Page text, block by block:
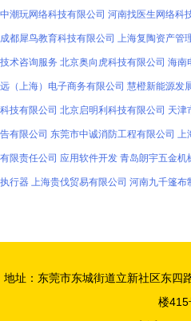
中潮玩网络科技有限公司 河南找医生网络科
成都犀鸟教育科技有限公司 上海复陶资产管
技术咨询服务 北京奥向虎科技有限公司 海南
远（上海）电子商务有限公司 慧橙新能源发
科技有限公司 北京启明利科技有限公司 天津
告有限公司 东莞市中诚消防工程有限公司 上
有限责任公司 应用软件开发 青岛朗宇五金机
执行器 上海贵伐贸易有限公司 河南九千篷布
地址：东莞市东城街道立新社区东四
楼415